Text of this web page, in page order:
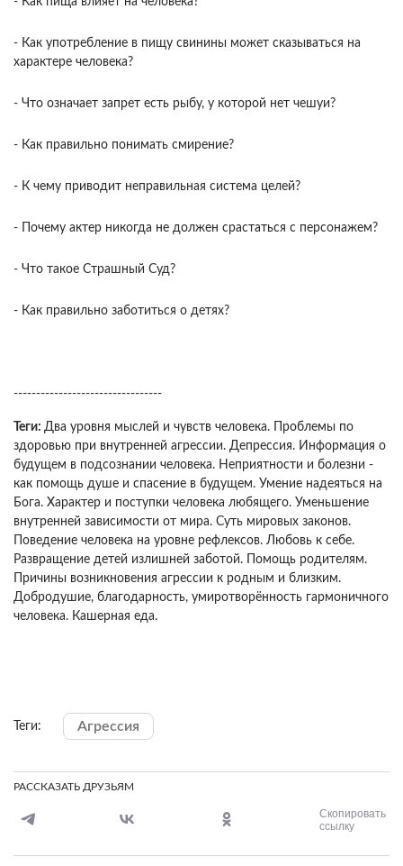
- Как употребление в пищу свинины может сказываться на
характере человека?
- Что означает запрет есть рыбу, у которой нет чешуи?
- Как правильно понимать смирение?
- К чему приводит неправильная система целей?
- Почему актер никогда не должен срастаться с персонажем?
- Что такое Страшный Суд?
- Как правильно заботиться о детях?
---------------------------------
Теги: Два уровня мыслей и чувств человека. Проблемы по
здоровью при внутренней агрессии. Депрессия. Информация о
будущем в подсознании человека. Неприятности и болезни -
как помощь душе и спасение в будущем. Умение надеяться на
Бога. Характер и поступки человека любящего. Уменьшение
внутренней зависимости от мира. Суть мировых законов.
Поведение человека на уровне рефлексов. Любовь к себе.
Развращение детей излишней заботой. Помощь родителям.
Причины возникновения агрессии к родным и близким.
Добродушие, благодарность, умиротворённость гармоничного
человека. Кашерная еда.
Теги: Агрессия
РАССКАЗАТЬ ДРУЗЬЯМ
Скопировать
ссылку